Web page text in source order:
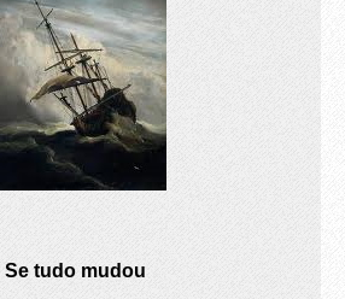
Se tudo mudou